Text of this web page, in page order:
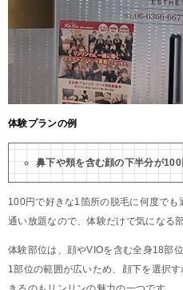
体験プランの例
鼻下や頬を含む顔の下半分が100
100円で好きな1箇所の脱毛に何度でも
通い放題なので、体験だけで気になる
体験部位は、顔やVIOを含む全身18部位
1部位の範囲が広いため、顔下を選択